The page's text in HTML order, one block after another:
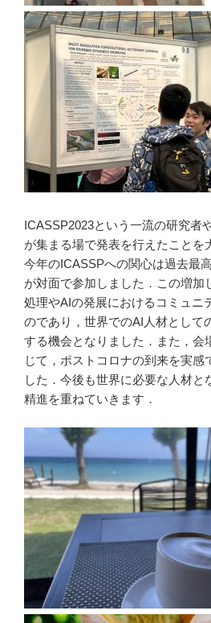
ICASSP2023という一流の研究者
が集まる場で発表を行えたことを
今年のICASSPへの関心は過去最
が対面で参加しました．この増加
処理やAIの発展におけるコミュニ
のであり，世界でのAI人材として
する機会となりました．また，会
じて，ポストコロナの到来を実感
した．今後も世界に必要な人材と
精進を重ねていきます．